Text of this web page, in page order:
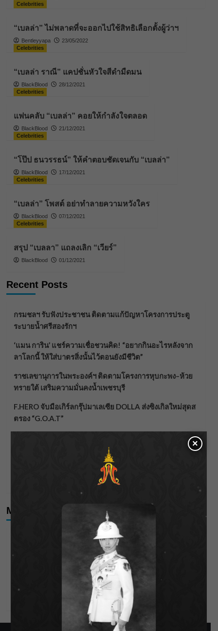
Celebrities
“เบลล่า” ไม่พลาดที่จะออกไปใช้สิทธิเลือกตั้งผู้ว่าฯ
Bentleyyapa
23/05/2022
Celebrities
“เบลล่า ราณี” แคปชั่นหัวใจสีดำมืดมน
BlackBlood
28/12/2021
Celebrities
แฟนคลับ “เบลล่า” คอยให้กำลังใจตลอด
BlackBlood
21/12/2021
Celebrities
“โป๊ป ธนวรรธน์” ให้คำตอบชัดเจนกับ “เบลล่า”
BlackBlood
17/12/2021
Celebrities
“เบลล่า” โพสต์ อย่าทำลายความหวังใคร
BlackBlood
07/12/2021
Celebrities
สรุป “เบลลา” แถลงเลิก “เวียร์”
BlackBlood 01/12/2021
Recent Posts
กรมชลฯ รับฟังประชาชน ติดตามแก้ปัญหาโครงการประตู
ระบายน้ำศรีสองรักฯ
‘แมน การิน’ แชร์ความเชื่อชวนคิด! “อยากกินอะไรหลังจาก
ลาโลกนี้ ให้ใส่บาตรสิ่งนั้นไว้ตอนยังมีชีวิต”
ราชเลขานุการในพระองค์ฯ ติดตามโครงการหุบกะพง–ห้วย
ทรายใต้ เสริมความมั่นคงน้ำเพชรบุรี
F.HERO จับมือเกิร์ลกรุ๊ปมาเลเซีย DOLLA ส่งซิงเกิลใหม่สุดส
ตรอง “G.O.A.T”
เดือดโค้งสุดท้าย! “ภณ ณวัสน์ – จีน่า ญีนา” ส่ง “ธาตรี” เรต
ติ้งพุ่ง พาคนดูแห่ลุ้นบทสรุป 10 สิงหาคมนี้ !
Meta
×